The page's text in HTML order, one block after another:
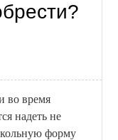
во время
надеть не
форму